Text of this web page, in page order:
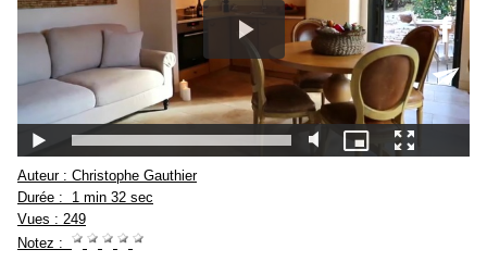
Auteur : Christophe Gauthier
Durée :
1 min 32 sec
Vues : 249
Notez :